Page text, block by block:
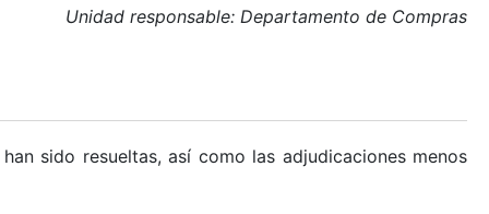
Unidad responsable: Departamento de Compras
sido resueltas, así como las adjudicaciones menos